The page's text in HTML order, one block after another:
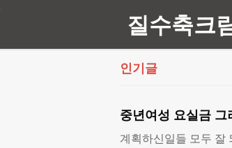
질수축크
인기글
중년여성 요실금
계획하신일들 모두 잘